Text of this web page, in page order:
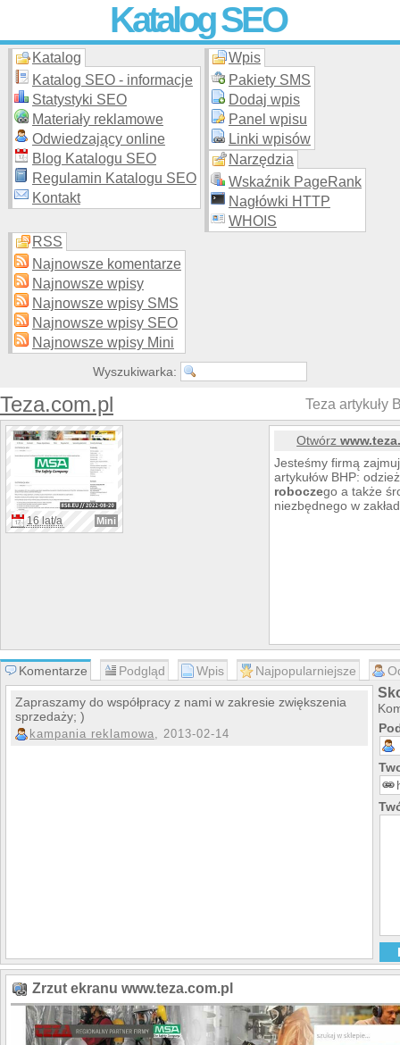
Katalog SEO
Skuteczna i promocja stron WWW –
moderowanego katalogu za darmo!
Katalog
Katalog SEO - informacje
Statystyki SEO
Materiały reklamowe
Odwiedzający online
Blog Katalogu SEO
Regulamin Katalogu SEO
Kontakt
Wpis
Pakiety SMS
Dodaj wpis
Panel wpisu
Linki wpisów
Narzędzia
Wskaźnik PageRank
Nagłówki HTTP
WHOIS
RSS
Najnowsze komentarze
Najnowsze wpisy
Najnowsze wpisy SMS
Najnowsze wpisy SEO
Najnowsze wpisy Mini
Wyszukiwarka:
Teza.com.pl Teza artykuły
16 lat/a Mini
Otwórz
Jesteśmy firmą
artykułów BHP:
roboczego a także
niezbędnego w
Komentarze Podgląd Wpis Najpopularniejsze
Zapraszamy do współpracy z nami w zakresie zwiększenia
sprzedaży; )
kampania reklamowa, 2013-02-14
Zrzut ekranu www.teza.com.pl